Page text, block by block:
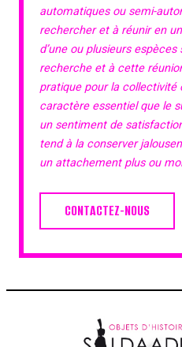
automatiques ou semi-
rechercher et à réunir en
d’une ou plusieurs
recherche et à cette
pratique pour la collectivité
caractère essentiel que le
un sentiment de
tend à la conserver
un attachement plus ou
CONTACTEZ-NOUS